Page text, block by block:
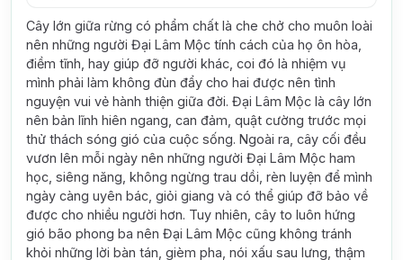
Cây lớn giữa rừng có phẩm chất là che chở cho muôn loài
nên những người Đại Lâm Mộc tính cách của họ ôn hòa,
điềm tĩnh, hay giúp đỡ người khác, coi đó là nhiệm vụ
mình phải làm không đùn đẩy cho hai được nên tình
nguyện vui vẻ hành thiện giữa đời. Đại Lâm Mộc là cây lớn
nên bản lĩnh hiên ngang, can đảm, quật cường trước mọi
thử thách sóng gió của cuộc sống. Ngoài ra, cây cối đều
vươn lên mỗi ngày nên những người Đại Lâm Mộc ham
học, siêng năng, không ngừng trau dồi, rèn luyện để mình
ngày càng uyên bác, giỏi giang và có thể giúp đỡ bảo về
được cho nhiều người hơn. Tuy nhiên, cây to luôn hứng
gió bão phong ba nên Đại Lâm Mộc cũng không tránh
khỏi những lời bàn tán, gièm pha, nói xấu sau lưng, thậm